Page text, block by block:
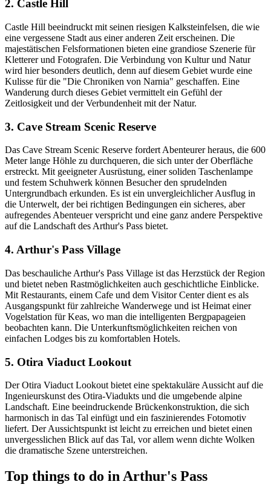
2. Castle Hill
Castle Hill beeindruckt mit seinen riesigen Kalksteinfelsen, die wie
eine vergessene Stadt aus einer anderen Zeit erscheinen. Die
majestätischen Felsformationen bieten eine grandiose Szenerie für
Kletterer und Fotografen. Die Verbindung von Kultur und Natur
wird hier besonders deutlich, denn auf diesem Gebiet wurde eine
Kulisse für die "Die Chroniken von Narnia" geschaffen. Eine
Wanderung durch dieses Gebiet vermittelt ein Gefühl der
Zeitlosigkeit und der Verbundenheit mit der Natur.
3. Cave Stream Scenic Reserve
Das Cave Stream Scenic Reserve fordert Abenteurer heraus, die 600
Meter lange Höhle zu durchqueren, die sich unter der Oberfläche
erstreckt. Mit geeigneter Ausrüstung, einer soliden Taschenlampe
und festem Schuhwerk können Besucher den sprudelnden
Untergrundbach erkunden. Es ist ein unvergleichlicher Ausflug in
die Unterwelt, der bei richtigen Bedingungen ein sicheres, aber
aufregendes Abenteuer verspricht und eine ganz andere Perspektive
auf die Landschaft des Arthur's Pass bietet.
4. Arthur's Pass Village
Das beschauliche Arthur's Pass Village ist das Herzstück der Region
und bietet neben Rastmöglichkeiten auch geschichtliche Einblicke.
Mit Restaurants, einem Cafe und dem Visitor Center dient es als
Ausgangspunkt für zahlreiche Wanderwege und ist Heimat einer
Vogelstation für Keas, wo man die intelligenten Bergpapageien
beobachten kann. Die Unterkunftsmöglichkeiten reichen von
einfachen Lodges bis zu komfortablen Hotels.
5. Otira Viaduct Lookout
Der Otira Viaduct Lookout bietet eine spektakuläre Aussicht auf die
Ingenieurskunst des Otira-Viadukts und die umgebende alpine
Landschaft. Eine beeindruckende Brückenkonstruktion, die sich
harmonisch in das Tal einfügt und ein faszinierendes Fotomotiv
liefert. Der Aussichtspunkt ist leicht zu erreichen und bietet einen
unvergesslichen Blick auf das Tal, vor allem wenn dichte Wolken
die dramatische Szene unterstreichen.
Top things to do in Arthur's Pass